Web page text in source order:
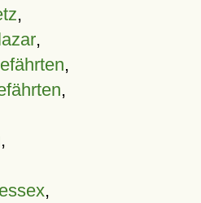
,
,
,
,
,
,